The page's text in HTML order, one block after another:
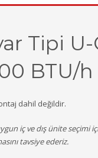
Tipi
BTU/h
dahil değildir.
iç ve dış ünite seçimi
tavsiye ederiz.